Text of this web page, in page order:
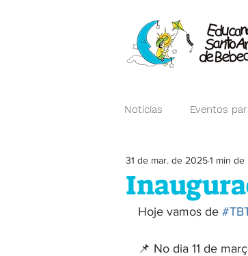
Notícias Eventos
Campanhas
31 de mar. de 20251 min de
Hoje vamos de
📌 No dia 11 de